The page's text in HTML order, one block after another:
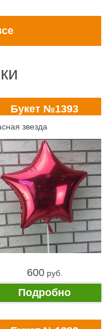
Букет №1393
звезда
600pуб.
Подробно